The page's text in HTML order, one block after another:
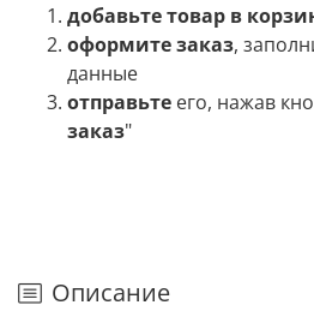
добавьте товар в
оформите заказ,
данные
отправьте его, нажав
заказ"
Описание